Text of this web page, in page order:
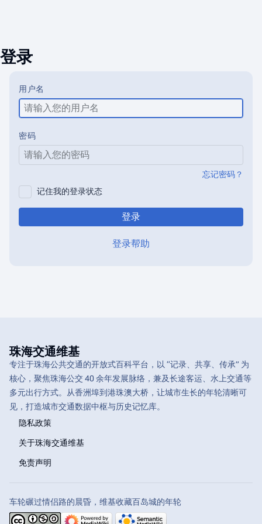
登录
用户名
密码
记住我的登录状态
登录
登录帮助
忘记密码？
珠海交通维基
专注于珠海公共交通的开放式百科平台，以 “记录、共享、传承” 为
核心，聚焦珠海公交 40 余年发展脉络，兼及长途客运、水上交通等
多元出行方式。从香洲埠到港珠澳大桥，让城市生长的年轮清晰可
见，打造城市交通数据中枢与历史记忆库。
隐私政策
关于珠海交通维基
免责声明
车轮碾过情侣路的晨昏，维基收藏百岛城的年轮